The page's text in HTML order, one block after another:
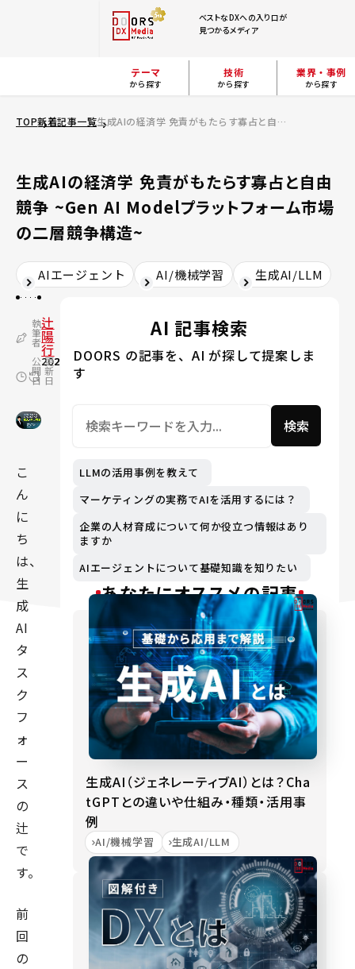
ベストなDXへの入り口が
見つかるメディア
テーマ
から探す
技術
から探す
業界・事例
から探す
TOP新着記事一覧 生成AIの経済学 免責がもたらす寡占と自由競争 ~Gen AI Modelプラットフォーム市場の二層競争構造~
生成AIの経済学 免責がもたらす寡占と自由
競争 ~Gen AI Modelプラットフォーム市場
の二層競争構造~
AIエージェント AI/機械学習 生成AI/LLM
執
筆
者
辻
陽
行
公
開
日
2024.12.05
更
新
日
2025.01.22
こ
ん
に
ち
は、
生
成
AI
タ
ス
ク
フ
ォ
ー
ス
の
辻
で
す。
前
回
の
AI 記事検索
DOORS の記事を、AI が探して提案しま
す
検索
LLMの活用事例を教えて
マーケティングの実務でAIを活用するには？
企業の人材育成について何か役立つ情報はあり
ますか
AIエージェントについて基礎知識を知りたい
あなたにオススメの記事
生成AI（ジェネレーティブAI）とは？Cha
tGPTとの違いや仕組み・種類・活用事
例
AI/機械学習 生成AI/LLM